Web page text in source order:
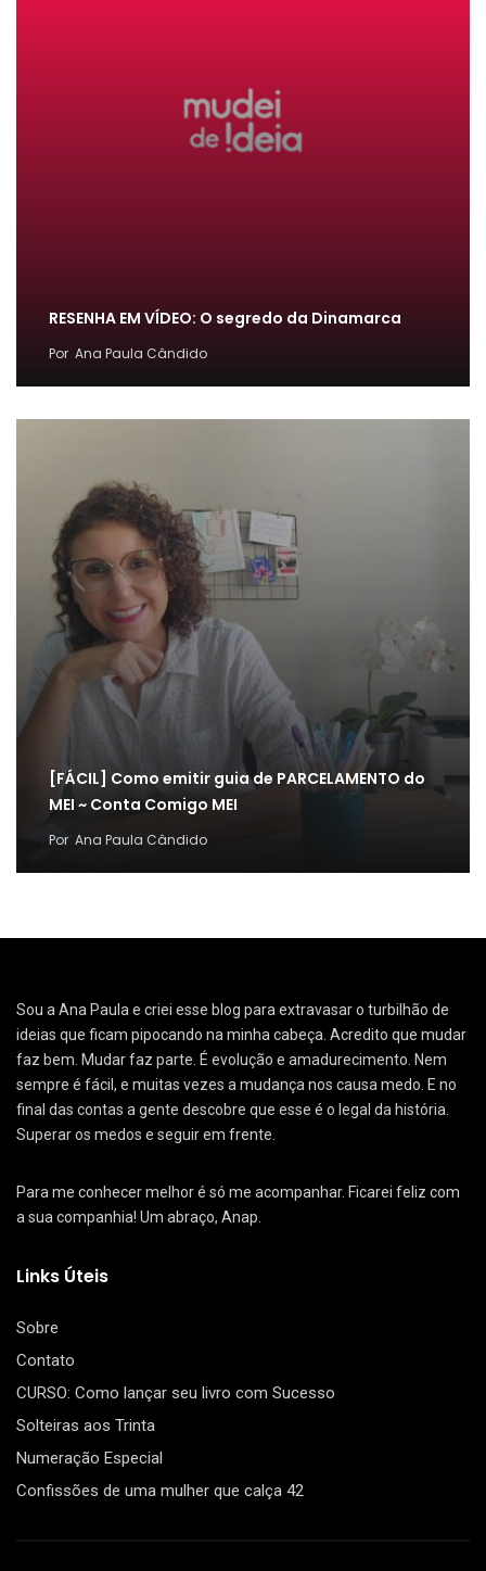
RESENHA EM VÍDEO: O segredo da Dinamarca
Por Ana Paula Cândido
[FÁCIL] Como emitir guia de PARCELAMENTO do
MEI ~ Conta Comigo MEI
Por Ana Paula Cândido
Sou a Ana Paula e criei esse blog para extravasar o turbilhão de
ideias que ficam pipocando na minha cabeça. Acredito que mudar
faz bem. Mudar faz parte. É evolução e amadurecimento. Nem
sempre é fácil, e muitas vezes a mudança nos causa medo. E no
final das contas a gente descobre que esse é o legal da história.
Superar os medos e seguir em frente.
Para me conhecer melhor é só me acompanhar. Ficarei feliz com
a sua companhia! Um abraço, Anap.
Links Úteis
Sobre
Contato
CURSO: Como lançar seu livro com Sucesso
Solteiras aos Trinta
Numeração Especial
Confissões de uma mulher que calça 42